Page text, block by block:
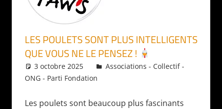
LES POULETS SONT PLUS INTELLIGENTS
QUE VOUS NE LE PENSEZ !
3 octobre 2025 Daniel
Associations - Collectif -
ONG - Parti Fondation
Les poulets sont beaucoup plus fascinants